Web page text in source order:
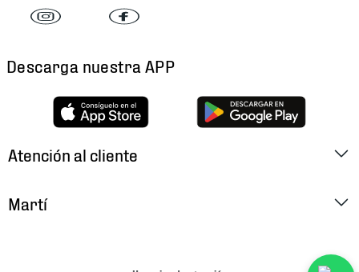
Descarga nuestra APP
Atención al cliente
Martí